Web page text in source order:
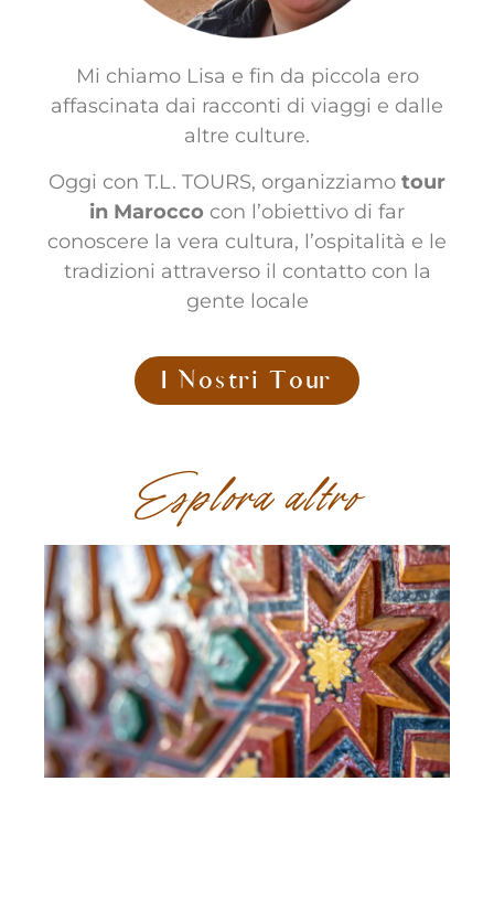
Mi chiamo Lisa e fin da piccola ero
affascinata dai racconti di viaggi e dalle
altre culture.
Oggi con T.L. TOURS, organizziamo tour
in Marocco con l’obiettivo di far
conoscere la vera cultura, l’ospitalità e le
tradizioni attraverso il contatto con la
gente locale
I Nostri Tour
Esplora altro